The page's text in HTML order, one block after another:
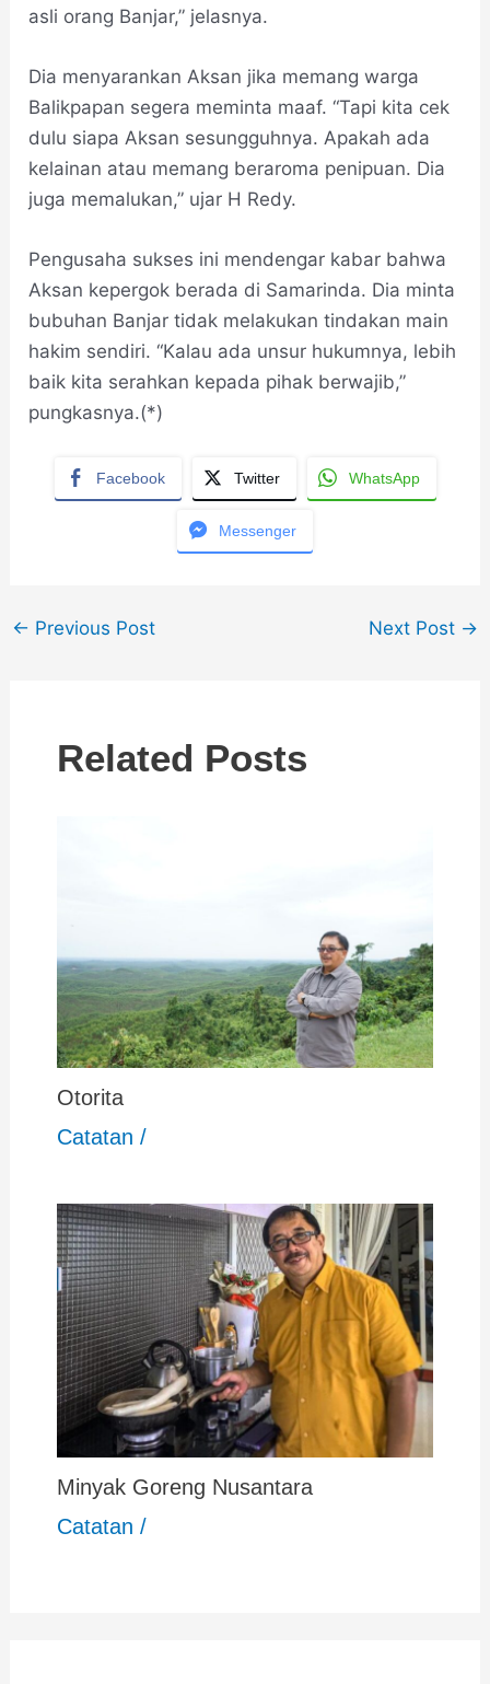
asli orang Banjar,” jelasnya.
Dia menyarankan Aksan jika memang warga
Balikpapan segera meminta maaf. “Tapi kita cek
dulu siapa Aksan sesungguhnya. Apakah ada
kelainan atau memang beraroma penipuan. Dia
juga memalukan,” ujar H Redy.
Pengusaha sukses ini mendengar kabar bahwa
Aksan kepergok berada di Samarinda. Dia minta
bubuhan Banjar tidak melakukan tindakan main
hakim sendiri. “Kalau ada unsur hukumnya, lebih
baik kita serahkan kepada pihak berwajib,”
pungkasnya.(*)
Facebook Twitter WhatsApp
Messenger
← Previous Post Next Post →
Related Posts
Otorita
Catatan /
Minyak Goreng Nusantara
Catatan /